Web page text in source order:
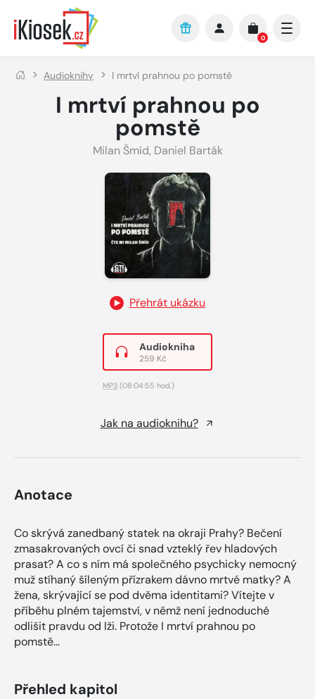
Přejít na hlavní obsah
0
Audioknihy I mrtví prahnou po pomstě
I mrtví prahnou po
pomstě
Milan Šmíd, Daniel Barták
Přehrát ukázku
Audiokniha
259 Kč
MP3 (08:04:55 hod.)
Jak na audioknihu?
Anotace
Co skrývá zanedbaný statek na okraji Prahy? Bečení
zmasakrovaných ovcí či snad vzteklý řev hladových
prasat? A co s ním má společného psychicky nemocný
muž stíhaný šíleným přízrakem dávno mrtvé matky? A
žena, skrývající se pod dvěma identitami? Vítejte v
příběhu plném tajemství, v němž není jednoduché
odlišit pravdu od lži. Protože I mrtví prahnou po
pomstě…
Přehled kapitol